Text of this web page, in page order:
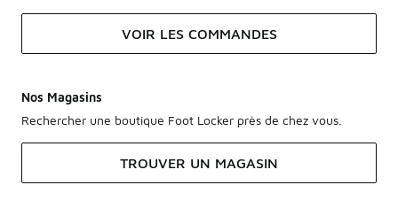
VOIR LES COMMANDES
Nos Magasins
Rechercher une boutique Foot Locker près de chez vous.
TROUVER UN MAGASIN